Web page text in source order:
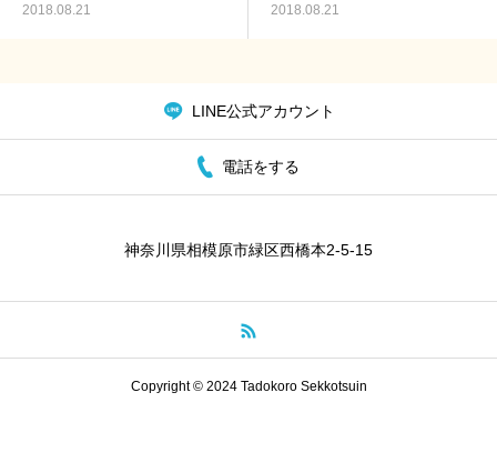
2018.08.21 2018.08.21
LINE公式アカウント
電話をする
神奈川県相模原市緑区西橋本2-5-15
Copyright © 2024 Tadokoro Sekkotsuin
ご予約・お問合せ